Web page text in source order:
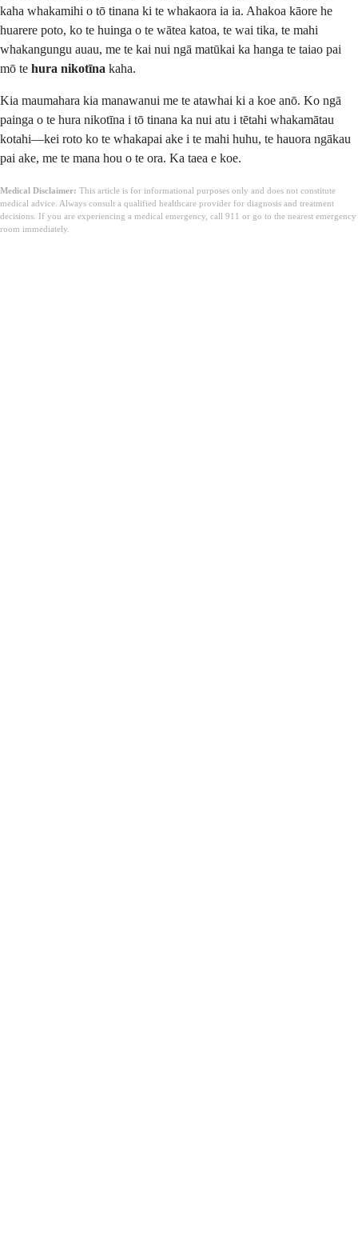
kaha whakamihi o tō tinana ki te whakaora ia ia. Ahakoa kāore he
huarere poto, ko te huinga o te wātea katoa, te wai tika, te mahi
whakangungu auau, me te kai nui ngā matūkai ka hanga te taiao pai
mō te hura nikotīna kaha.
Kia maumahara kia manawanui me te atawhai ki a koe anō. Ko ngā
painga o te hura nikotīna i tō tinana ka nui atu i tētahi whakamātau
kotahi—kei roto ko te whakapai ake i te mahi huhu, te hauora ngākau
pai ake, me te mana hou o te ora. Ka taea e koe.
Medical Disclaimer: This article is for informational purposes only and does not constitute
medical advice. Always consult a qualified healthcare provider for diagnosis and treatment
decisions. If you are experiencing a medical emergency, call 911 or go to the nearest emergency
room immediately.